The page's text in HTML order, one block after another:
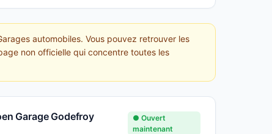
automobiles. Vous pouvez retrouver les
non officielle qui concentre toutes les
Garage Godefroy
● Ouvert
maintenant